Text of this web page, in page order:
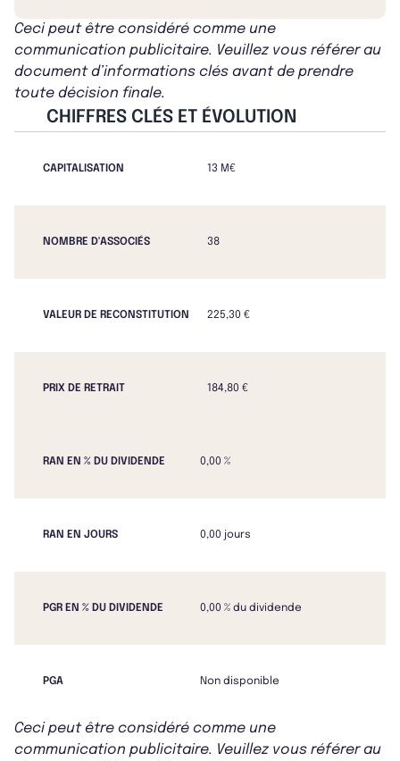
Ceci peut être considéré comme une
communication publicitaire. Veuillez vous référer au
document d’informations clés avant de prendre
toute décision finale.
CHIFFRES CLÉS ET ÉVOLUTION
CAPITALISATION 13 M€
NOMBRE D'ASSOCIÉS 38
VALEUR DE RECONSTITUTION 225,30 €
PRIX DE RETRAIT 184,80 €
RAN EN % DU DIVIDENDE 0,00 %
RAN EN JOURS 0,00 jours
PGR EN % DU DIVIDENDE 0,00 % du dividende
PGA Non disponible
Ceci peut être considéré comme une
communication publicitaire. Veuillez vous référer au